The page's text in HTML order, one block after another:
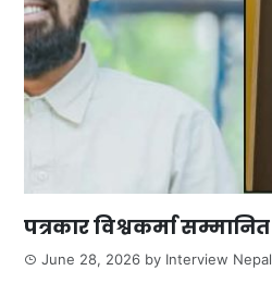
पत्रकार विश्वकर्मा सम्मानित
June 28, 2026 by Interview Nepal